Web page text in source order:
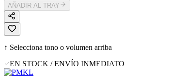
AÑADIR AL TRAY
↑ Selecciona tono o volumen arriba
EN STOCK / ENVÍO INMEDIATO